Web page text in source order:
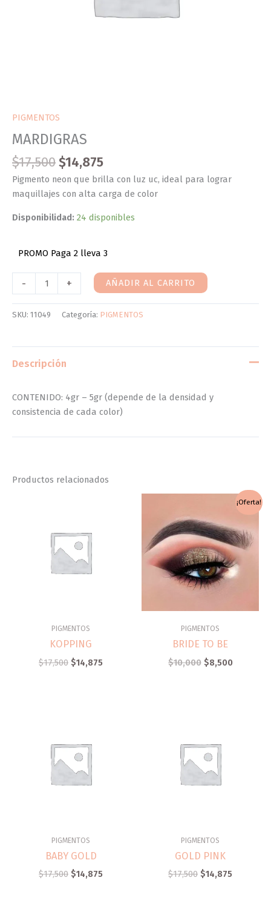
PIGMENTOS
MARDIGRAS
$17,500$14,875
Pigmento neon que brilla con luz uc, ideal para lograr
maquillajes con alta carga de color
Disponibilidad: 24 disponibles
PROMO Paga 2 lleva 3
- + AÑADIR AL CARRITO
SKU: 11049 Categoría: PIGMENTOS
Descripción
CONTENIDO: 4gr – 5gr (depende de la densidad y
consistencia de cada color)
Productos relacionados
PIGMENTOS
KOPPING
$17,500 $14,875
¡Oferta!
PIGMENTOS
BRIDE TO BE
original
era:
$17,500.
$10,000
actual
es:
$10,000.
$8,500
PIGMENTOS
BABY GOLD
$17,500 $14,875
PIGMENTOS
GOLD PINK
$17,500 $14,875